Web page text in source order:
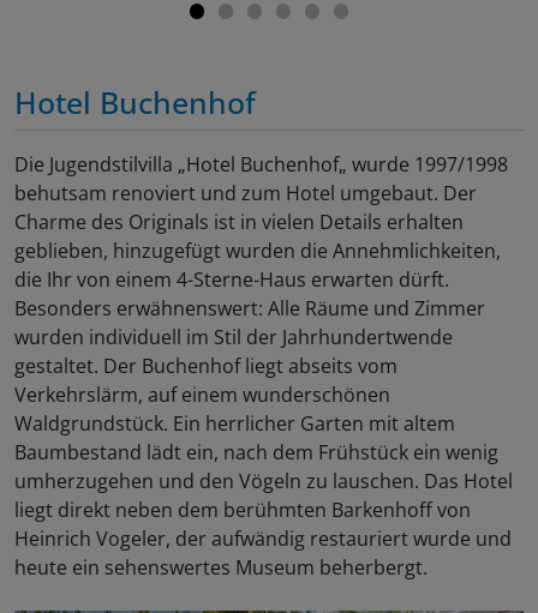
Hotel Buchenhof
Die Jugendstilvilla „Hotel Buchenhof„ wurde 1997/1998
behutsam renoviert und zum Hotel umgebaut. Der
Charme des Originals ist in vielen Details erhalten
geblieben, hinzugefügt wurden die Annehmlichkeiten,
die Ihr von einem 4-Sterne-Haus erwarten dürft.
Besonders erwähnenswert: Alle Räume und Zimmer
wurden individuell im Stil der Jahrhundertwende
gestaltet. Der Buchenhof liegt abseits vom
Verkehrslärm, auf einem wunderschönen
Waldgrundstück. Ein herrlicher Garten mit altem
Baumbestand lädt ein, nach dem Frühstück ein wenig
umherzugehen und den Vögeln zu lauschen. Das Hotel
liegt direkt neben dem berühmten Barkenhoff von
Heinrich Vogeler, der aufwändig restauriert wurde und
heute ein sehenswertes Museum beherbergt.